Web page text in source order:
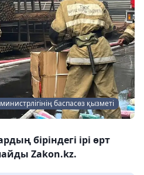
баспасөз қызметі
біріндегі ірі өрт
Zakon.kz.